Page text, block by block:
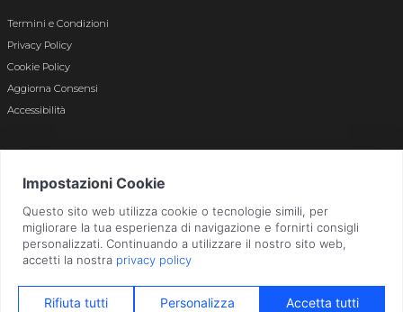
Termini e Condizioni
Privacy Policy
Cookie Policy
Aggiorna Consensi
Accessibilità
Bergamo n. 01496180165 · Capitale Sociale i.v. € 800.000,00